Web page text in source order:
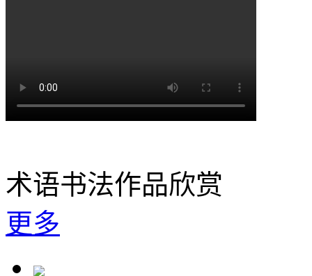
术语书法作品欣赏
更多